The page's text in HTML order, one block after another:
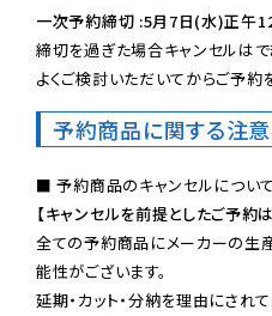
一次予約締切 :5月7日(水)正午
締切を過ぎた場合キャンセルは
よくご検討いただいてからご予約
予約商品に関する注
【キャンセルを前提としたご予約
全ての予約商品にメーカーの生
能性がございます。
延期・カット・分納を理由にされ